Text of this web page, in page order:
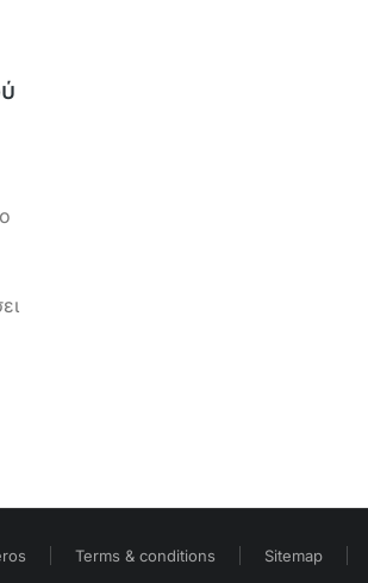
Terms & conditions Sitemap